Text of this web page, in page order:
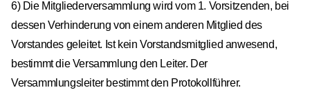
6) Die Mitgliederversammlung wird vom 1. Vorsitzenden, bei
dessen Verhinderung von einem anderen Mitglied des
Vorstandes geleitet. Ist kein Vorstandsmitglied anwesend,
bestimmt die Versammlung den Leiter. Der
Versammlungsleiter bestimmt den Protokollführer.